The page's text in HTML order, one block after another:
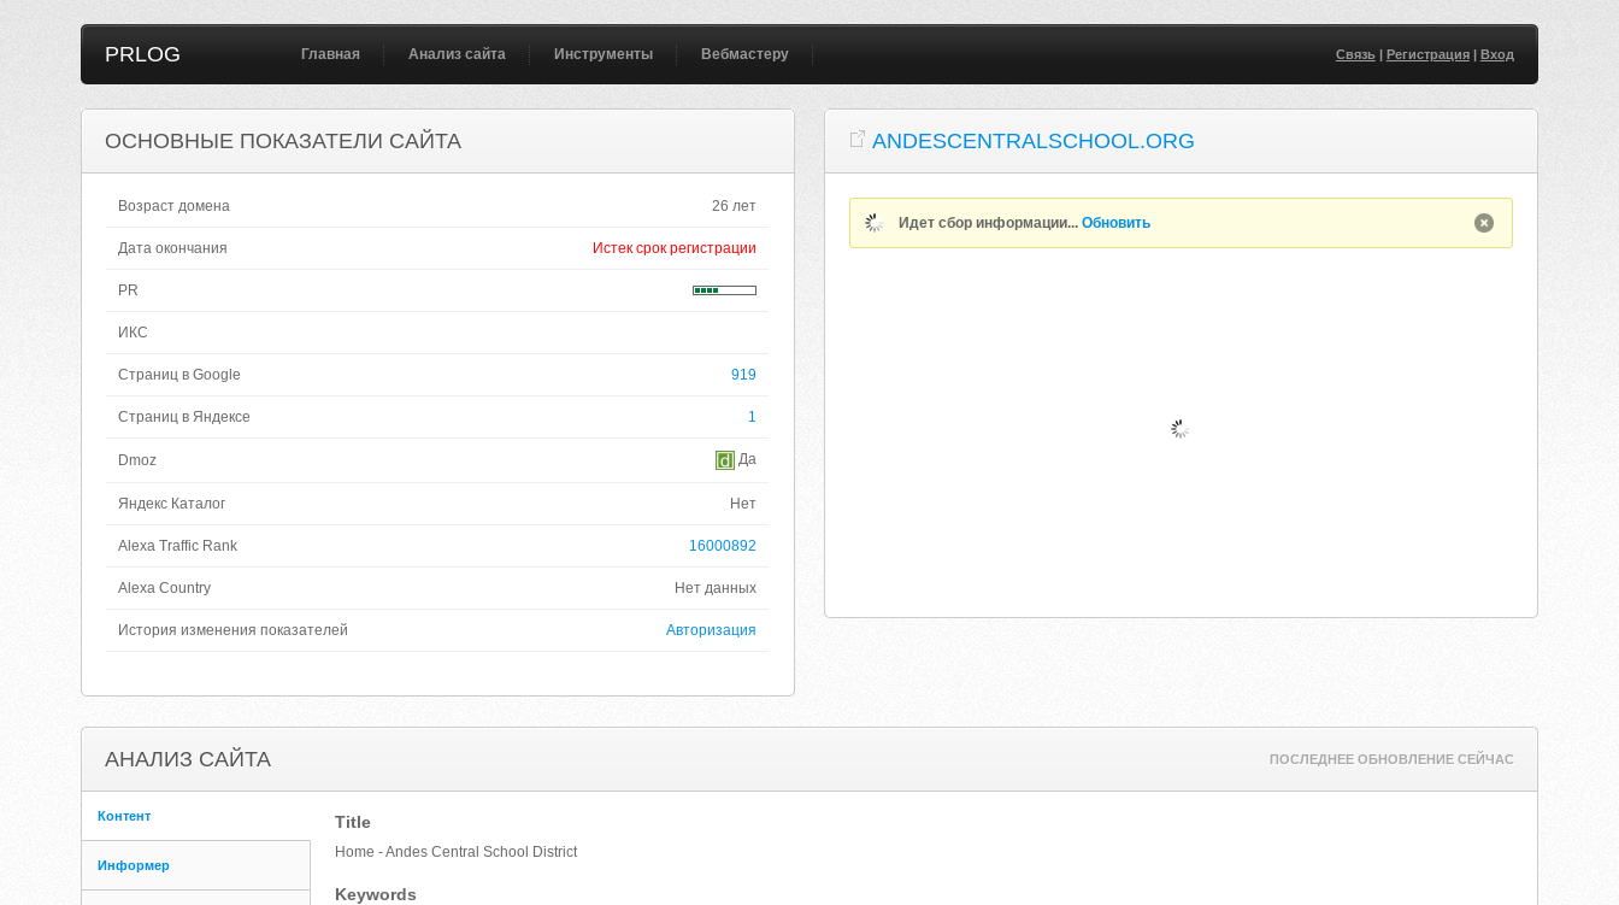
PRLOG Главная Анализ сайта Инструменты Вебмастеру Связь| Регистрация| Вход
ОСНОВНЫЕ ПОКАЗАТЕЛИ САЙТА
Возраст домена 26 лет
Дата окончания Истек срок регистрации
PR
ИКС
Страниц в Google 919
Страниц в Яндексе 1
Dmoz Да
Яндекс Каталог Нет
Alexa Traffic Rank 16000892
Alexa Country Нет данных
История изменения показателей Авторизация
ANDESCENTRALSCHOOL.ORG
Идет сбор информации...Обновить
АНАЛИЗ САЙТА ПОСЛЕДНЕЕ ОБНОВЛЕНИЕ СЕЙЧАС
Контент
Информер
Title
Home - Andes Central School District
Keywords